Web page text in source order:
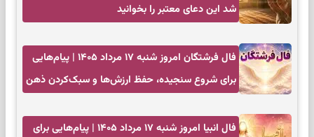
شد این دعای معتبر را بخوانید
فال فرشتگان امروز شنبه ۱۷ مرداد ۱۴۰۵ | پیام‌هایی
برای شروع سنجیده، حفظ ارزش‌ها و سبک‌کردن ذهن
فال انبیا امروز شنبه ۱۷ مرداد ۱۴۰۵ | پیام‌هایی برای